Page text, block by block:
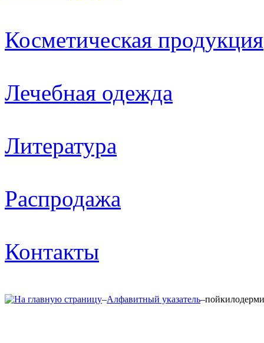
Косметическая продукция
Лечебная одежда
Литература
Распродажа
Контакты
–Алфавитный указатель–